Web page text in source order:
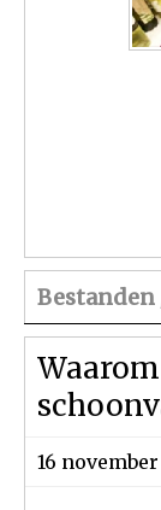
Bestanden
16 november